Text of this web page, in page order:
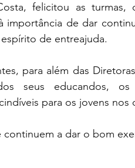
felicitou as
importância de dar
de entreajuda.
seus educandos,
para os jovens nos
continuem a dar o bom